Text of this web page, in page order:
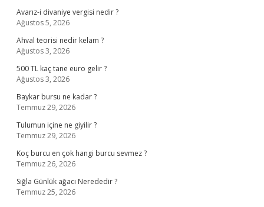
Avarız-i divaniye vergisi nedir ?
Ağustos 5, 2026
Ahval teorisi nedir kelam ?
Ağustos 3, 2026
500 TL kaç tane euro gelir ?
Ağustos 3, 2026
Baykar bursu ne kadar ?
Temmuz 29, 2026
Tulumun içine ne giyilir ?
Temmuz 29, 2026
Koç burcu en çok hangi burcu sevmez ?
Temmuz 26, 2026
Sığla Günlük ağacı Nerededir ?
Temmuz 25, 2026